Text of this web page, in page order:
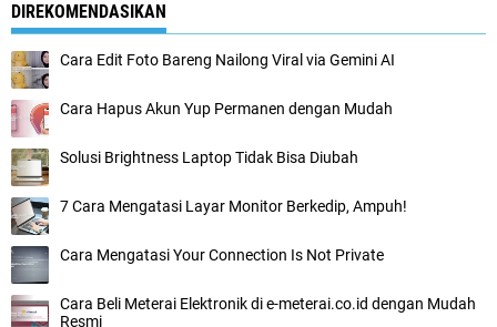
DIREKOMENDASIKAN
Cara Edit Foto Bareng Nailong Viral via Gemini AI
Cara Hapus Akun Yup Permanen dengan Mudah
Solusi Brightness Laptop Tidak Bisa Diubah
7 Cara Mengatasi Layar Monitor Berkedip, Ampuh!
Cara Mengatasi Your Connection Is Not Private
Cara Beli Meterai Elektronik di e-meterai.co.id dengan Mudah
Resmi